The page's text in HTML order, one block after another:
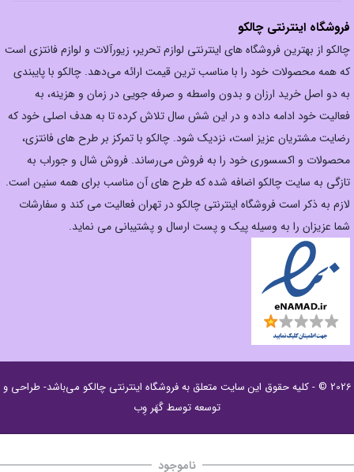
ناموجود
فروشگاه اینترنتی چالکو
چالکو از بهترین فروشگاه های اینترنتی لوازم تحریر، زیورآلات و لوازم فانتزی است
که همه محصولات خود را با مناسب ترین قیمت ارائه می‌دهد. چالکو با پایبندی
به دو اصل خرید ارزان‌ و بدون واسطه و صرفه جویی در زمان و هزینه، به
فعالیت خود ادامه داده و در این شش سال تلاش کرده تا به هدف اصلی خود که
رضایت مشتریان عزیز است، نزدیک شود. چالکو با تمرکز بر طرح های فانتزی،
محصولات و اکسسوری خود را به فروش می‌رساند. فروش شال و جوراب به
تازگی به سایت چالکو اضافه شده که طرح های آن مناسب برای همه سنین است.
لازم به ذکر است فروشگاه اینترنتی چالکو در تهران فعالیت می کند و سفارشات
شما عزیزان را به وسیله پیک و پست ارسال و پشتیبانی می نماید.
2026 © - کلیه حقوق این سایت متعلق به فروشگاه اینترنتی چالکو می‌باشد- طراحی و
توسعه توسطگَهَر وِب